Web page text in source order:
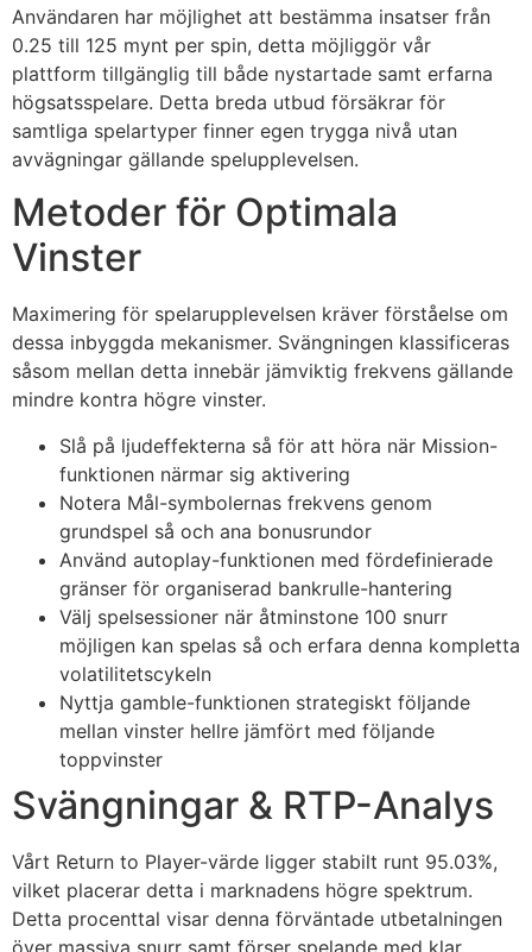
Användaren har möjlighet att bestämma insatser från
0.25 till 125 mynt per spin, detta möjliggör vår
plattform tillgänglig till både nystartade samt erfarna
högsatsspelare. Detta breda utbud försäkrar för
samtliga spelartyper finner egen trygga nivå utan
avvägningar gällande spelupplevelsen.
Metoder för Optimala
Vinster
Maximering för spelarupplevelsen kräver förståelse om
dessa inbyggda mekanismer. Svängningen klassificeras
såsom mellan detta innebär jämviktig frekvens gällande
mindre kontra högre vinster.
Slå på ljudeffekterna så för att höra när Mission-
funktionen närmar sig aktivering
Notera Mål-symbolernas frekvens genom
grundspel så och ana bonusrundor
Använd autoplay-funktionen med fördefinierade
gränser för organiserad bankrulle-hantering
Välj spelsessioner när åtminstone 100 snurr
möjligen kan spelas så och erfara denna kompletta
volatilitetscykeln
Nyttja gamble-funktionen strategiskt följande
mellan vinster hellre jämfört med följande
toppvinster
Svängningar & RTP-Analys
Vårt Return to Player-värde ligger stabilt runt 95.03%,
vilket placerar detta i marknadens högre spektrum.
Detta procenttal visar denna förväntade utbetalningen
över massiva snurr samt förser spelande med klar